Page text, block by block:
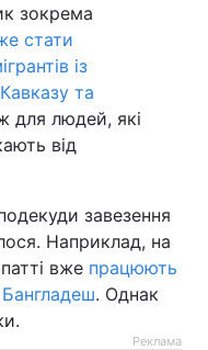
зокрема
стати
із
та
для людей, які
від
завезення
Наприклад, на
вже працюють
Бангладеш. Однак
Реклама